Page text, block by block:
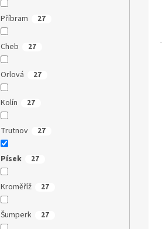
Příbram 27
Cheb 27
Orlová 27
Kolín 27
Trutnov 27
Písek 27
Kroměříž 27
Šumperk 27